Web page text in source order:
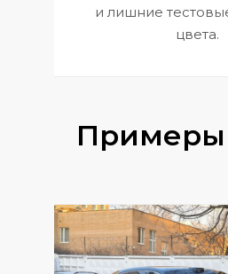
и лишние
цвета.
Примеры